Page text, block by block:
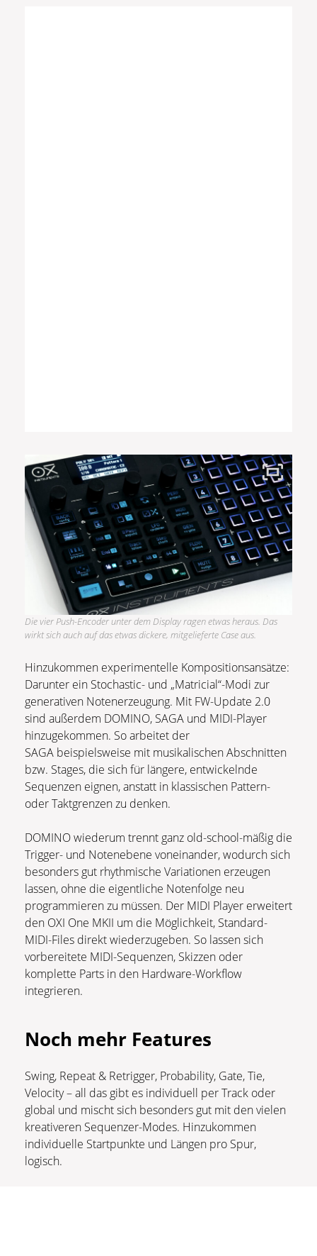
Die vier Push-Encoder unter dem Display ragen etwas heraus. Das
wirkt sich auch auf das etwas dickere, mitgelieferte Case aus.
Hinzukommen experimentelle Kompositionsansätze:
Darunter ein Stochastic- und „Matricial“-Modi zur
generativen Notenerzeugung. Mit FW-Update 2.0
sind außerdem DOMINO, SAGA und MIDI-Player
hinzugekommen. So arbeitet der
SAGA beispielsweise mit musikalischen Abschnitten
bzw. Stages, die sich für längere, entwickelnde
Sequenzen eignen, anstatt in klassischen Pattern-
oder Taktgrenzen zu denken.
DOMINO wiederum trennt ganz old-school-mäßig die
Trigger- und Notenebene voneinander, wodurch sich
besonders gut rhythmische Variationen erzeugen
lassen, ohne die eigentliche Notenfolge neu
programmieren zu müssen. Der MIDI Player erweitert
den OXI One MKII um die Möglichkeit, Standard-
MIDI-Files direkt wiederzugeben. So lassen sich
vorbereitete MIDI-Sequenzen, Skizzen oder
komplette Parts in den Hardware-Workflow
integrieren.
Noch mehr Features
Swing, Repeat & Retrigger, Probability, Gate, Tie,
Velocity – all das gibt es individuell per Track oder
global und mischt sich besonders gut mit den vielen
kreativeren Sequenzer-Modes. Hinzukommen
individuelle Startpunkte und Längen pro Spur,
logisch.